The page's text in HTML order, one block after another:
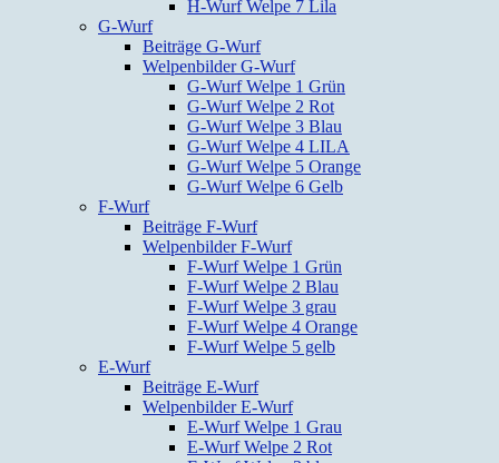
H-Wurf Welpe 7 Lila
G-Wurf
Beiträge G-Wurf
Welpenbilder G-Wurf
G-Wurf Welpe 1 Grün
G-Wurf Welpe 2 Rot
G-Wurf Welpe 3 Blau
G-Wurf Welpe 4 LILA
G-Wurf Welpe 5 Orange
G-Wurf Welpe 6 Gelb
F-Wurf
Beiträge F-Wurf
Welpenbilder F-Wurf
F-Wurf Welpe 1 Grün
F-Wurf Welpe 2 Blau
F-Wurf Welpe 3 grau
F-Wurf Welpe 4 Orange
F-Wurf Welpe 5 gelb
E-Wurf
Beiträge E-Wurf
Welpenbilder E-Wurf
E-Wurf Welpe 1 Grau
E-Wurf Welpe 2 Rot